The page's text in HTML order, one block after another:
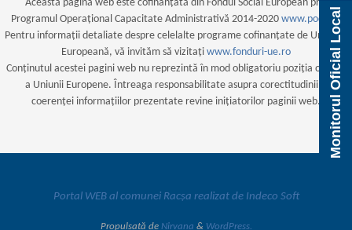
Această pagină web este cofinanțată din Fondul Social European prin
Programul Operațional Capacitate Administrativă 2014-2020 www.poca.ro
Pentru informații detaliate despre celelalte programe cofinanțate de Uniunea
Europeană, vă invităm să vizitați www.fonduri-ue.ro
Conținutul acestei pagini web nu reprezintă în mod obligatoriu poziția oficială
a Uniunii Europene. Întreaga responsabilitate asupra corectitudinii și
coerenței informațiilor prezentate revine inițiatorilor paginii web.
Portal WEB al comunei Racșa realizat de Indeco Soft
Propulsată de Nirvana & WordPress.
Monitorul Oficial Local